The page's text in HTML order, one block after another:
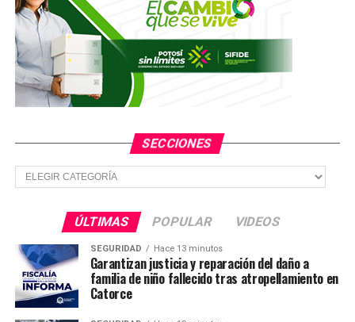
SECCIONES
Secciones
ÚLTIMAS POPULAR VIDEOS
SEGURIDAD Hace 13 minutos
Garantizan justicia y reparación del daño a
familia de niño fallecido tras atropellamiento en
Catorce